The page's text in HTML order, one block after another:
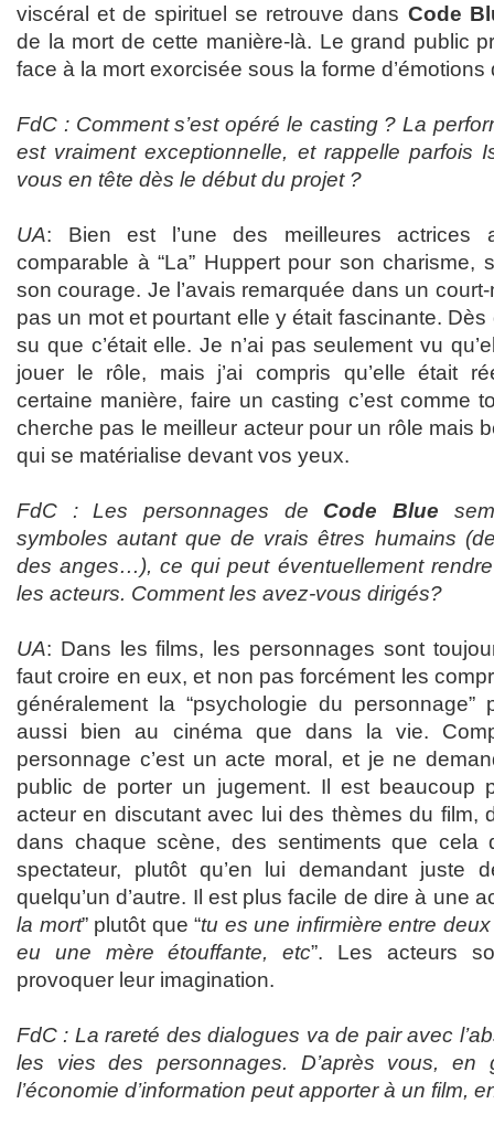
viscéral et de spirituel se retrouve dans Code
de la mort de cette manière-là. Le grand public
face à la mort exorcisée sous la forme d’émotions
FdC : Comment s’est opéré le casting ? La
est vraiment exceptionnelle, et rappelle parfois
vous en tête dès le début du projet ?
UA: Bien est l’une des meilleures
comparable à “La” Huppert pour son charisme,
son courage. Je l’avais remarquée dans un
pas un mot et pourtant elle y était fascinante. Dès
su que c’était elle. Je n’ai pas seulement vu
jouer le rôle, mais j’ai compris qu’elle était
certaine manière, faire un casting c’est comme
cherche pas le meilleur acteur pour un rôle mais
qui se matérialise devant vos yeux.
FdC : Les personnages de Code Blue
symboles autant que de vrais êtres humains
des anges…), ce qui peut éventuellement rendre
les acteurs. Comment les avez-vous dirigés?
UA: Dans les films, les personnages sont
faut croire en eux, et non pas forcément les
généralement la “psychologie du personnage”
aussi bien au cinéma que dans la vie.
personnage c’est un acte moral, et je ne
public de porter un jugement. Il est beaucoup
acteur en discutant avec lui des thèmes du film,
dans chaque scène, des sentiments que cela
spectateur, plutôt qu’en lui demandant juste
quelqu’un d’autre. Il est plus facile de dire à une
la mort” plutôt que “tu es une infirmière entre
eu une mère étouffante, etc”. Les acteurs
provoquer leur imagination.
FdC : La rareté des dialogues va de pair avec
les vies des personnages. D’après vous, en
l’économie d’information peut apporter à un film,